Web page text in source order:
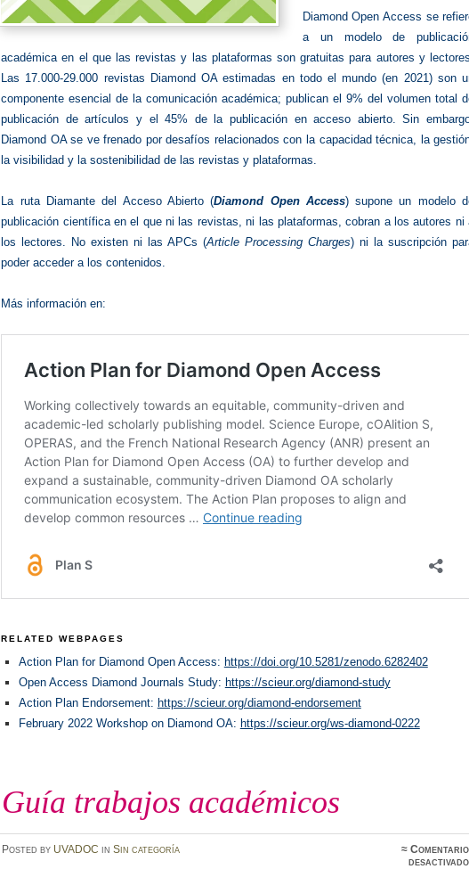
Diamond Open Access se
a un modelo de
académica en el que las revistas y las plataformas son gratuitas para autores y
Las 17.000-29.000 revistas Diamond OA estimadas en todo el mundo (en 2021) son
componente esencial de la comunicación académica; publican el 9% del volumen total
publicación de artículos y el 45% de la publicación en acceso abierto. Sin
Diamond OA se ve frenado por desafíos relacionados con la capacidad técnica, la
la visibilidad y la sostenibilidad de las revistas y plataformas.
La ruta Diamante del Acceso Abierto (Diamond Open Access) supone un modelo
publicación científica en el que ni las revistas, ni las plataformas, cobran a los autores ni
los lectores. No existen ni las APCs (Article Processing Charges) ni la suscripción
poder acceder a los contenidos.
Más información en:
RELATED WEBPAGES
Action Plan for Diamond Open Access: https://doi.org/10.5281/zenodo.6282402
Open Access Diamond Journals Study: https://scieur.org/diamond-study
Action Plan Endorsement: https://scieur.org/diamond-endorsement
February 2022 Workshop on Diamond OA: https://scieur.org/ws-diamond-0222
Guía trabajos académicos
Posted by UVADOC in Sin categoría ≈